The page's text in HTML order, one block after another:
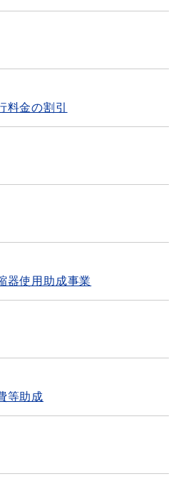
料金の割引
器使用助成事業
等助成